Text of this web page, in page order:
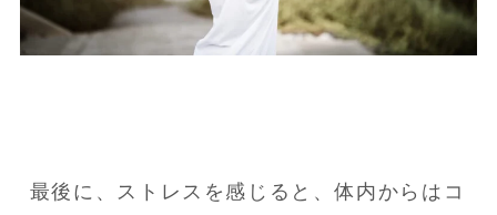
最後に、ストレスを感じると、体内からはコ